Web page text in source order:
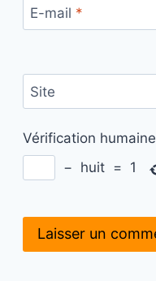
E-mail *
Site
Vérification humaine
− huit = 1